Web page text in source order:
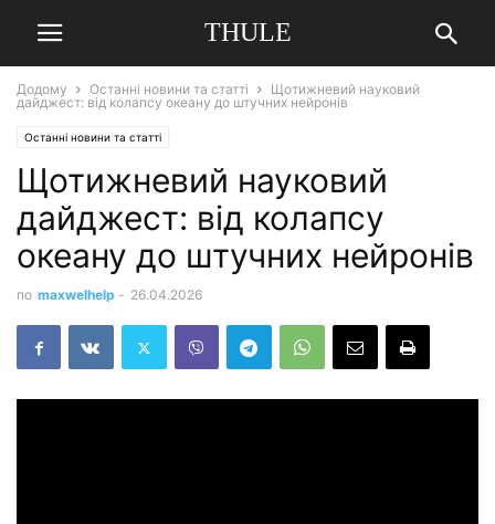
THULE
Додому Останні новини та статті
Щотижневий науковий
дайджест: від колапсу океану до штучних нейронів
Останні новини та статті
Щотижневий науковий
дайджест: від колапсу
океану до штучних нейронів
по maxwelhelp - 26.04.2026